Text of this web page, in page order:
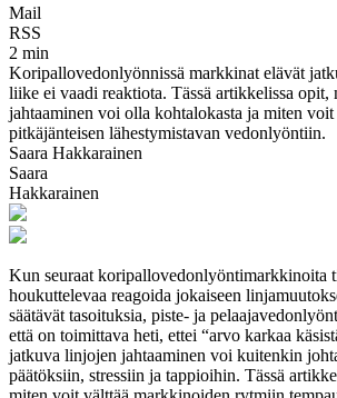
Mail
RSS
2 min
Koripallovedonlyönnissä markkinat elävät
liike ei vaadi reaktiota. Tässä artikkelissa
jahtaaminen voi olla kohtalokasta ja miten
pitkäjänteisen lähestymistavan vedonlyöntiin.
Saara Hakkarainen
Saara
Hakkarainen
Kun seuraat koripallovedonlyöntimarkkinoita
houkuttelevaa reagoida jokaiseen
säätävät tasoituksia, piste- ja
että on toimittava heti, ettei “arvo karkaa
jatkuva linjojen jahtaaminen voi kuitenkin
päätöksiin, stressiin ja tappioihin. Tässä